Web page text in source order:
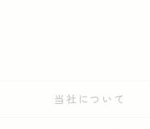
当社について